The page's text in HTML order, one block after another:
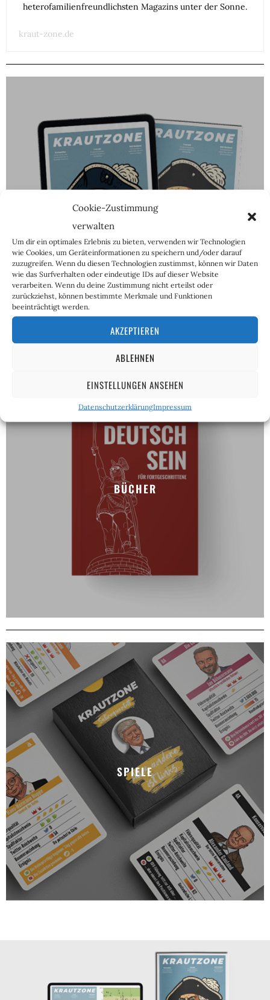
Cookie-Zustimmung
verwalten
Um dir ein optimales Erlebnis zu bieten, verwenden wir Technologien
wie Cookies, um Geräteinformationen zu speichern und/oder darauf
zuzugreifen. Wenn du diesen Technologien zustimmst, können wir Daten
wie das Surfverhalten oder eindeutige IDs auf dieser Website
verarbeiten. Wenn du deine Zustimmung nicht erteilst oder
zurückziehst, können bestimmte Merkmale und Funktionen
beeinträchtigt werden.
AKZEPTIEREN
ABLEHNEN
EINSTELLUNGEN ANSEHEN
DatenschutzerklärungImpressum
heterofamilienfreundlichsten Magazins unter der Sonne.
kraut-zone.de
ABOS
BÜCHER
SPIELE